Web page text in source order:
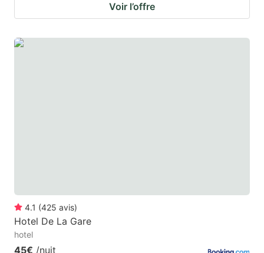
Voir l’offre
4.1 (425 avis)
Hotel De La Gare
hotel
45€ /nuit